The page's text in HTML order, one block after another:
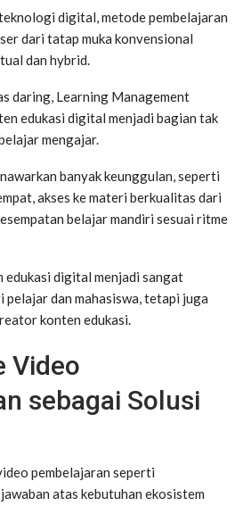
digital, metode pembelajaran
dari tatap muka konvensional
dan hybrid.
daring, Learning Management
edukasi digital menjadi bagian tak
mengajar.
banyak keunggulan, seperti
akses ke materi berkualitas dari
belajar mandiri sesuai ritme
digital menjadi sangat
pelajar dan mahasiswa, tetapi juga
konten edukasi.
Video
sebagai Solusi
pembelajaran seperti
atas kebutuhan ekosistem